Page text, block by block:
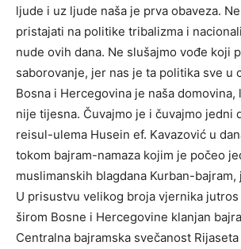
ljude i uz ljude naša je prva obaveza.
pristajati na politike tribalizma i
nude ovih dana. Ne slušajmo vođe koji
saborovanje, jer nas je ta politika sve u
Bosna i Hercegovina je naša domovina,
nije tijesna. Čuvajmo je i čuvajmo jedni
reisul-ulema Husein ef. Kavazović u
tokom bajram-namaza kojim je počeo
muslimanskih blagdana Kurban-bajram,
U prisustvu velikog broja vjernika jutros
širom Bosne i Hercegovine klanjan
Centralna bajramska svečanost